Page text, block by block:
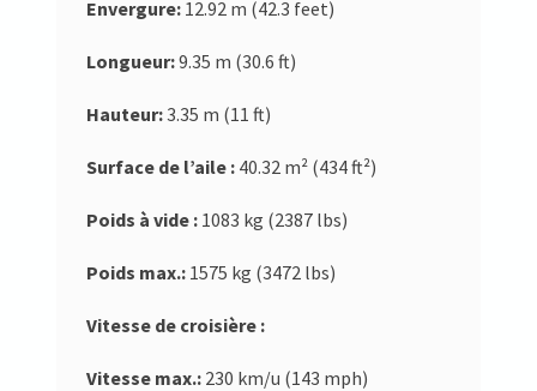
Envergure: 12.92 m (42.3 feet)
Longueur:9.35 m (30.6 ft)
Hauteur:3.35 m (11 ft)
Surface de l’aile : 40.32 m² (434 ft²)
Poids à vide : 1083 kg (2387 lbs)
Poids max.: 1575 kg (3472 lbs)
Vitesse de croisière :
Vitesse max.: 230 km/u (143 mph)